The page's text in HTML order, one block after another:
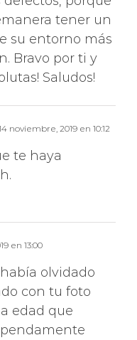
su entorno más
Bravo por ti y
Saludos!
noviembre, 2019 en 10:12
te haya
en 13:00
olvidado
con tu foto
edad que
antes de